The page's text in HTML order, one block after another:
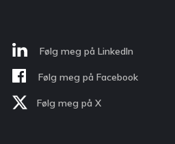
Følg meg på LinkedIn
Følg meg på Facebook
Følg meg på X